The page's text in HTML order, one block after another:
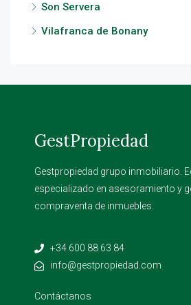
Son Servera
Vilafranca de Bonany
GestPropiedad
Gestpropiedad grupo inmobiliario.
especializado en asesoramiento y
compraventa de inmuebles.
+34 600 88 63 84
info@gestpropiedad.com
Contáctanos